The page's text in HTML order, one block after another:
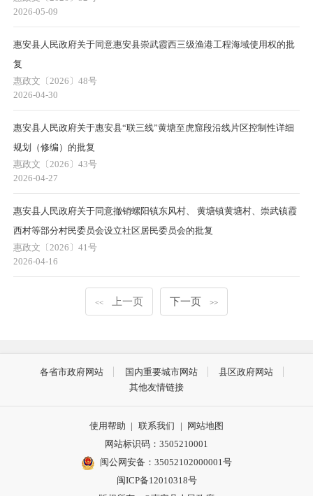
2026-05-09
惠安县人民政府关于同意惠安县崇武霞西三级渔港工程海域使用权的批
复
惠政文〔2026〕48号
2026-04-30
惠安县人民政府关于惠安县“联三线”黄塘至虎窟段沿线片区控制性详细
规划（修编）的批复
惠政文〔2026〕43号
2026-04-27
惠安县人民政府关于同意撤销螺阳镇东风村、 黄塘镇黄塘村、崇武镇霞
西村等部分村民委员会设立社区居民委员会的批复
惠政文〔2026〕41号
2026-04-16
<< 上一页 下一页 >>
各省市政府网站 国内重要城市网站
县区政府网站
其他友情链接
使用帮助 | 联系我们 |
网站地图
网站标识码：3505210001
闽公网安备：35052102000001号
闽ICP备12010318号